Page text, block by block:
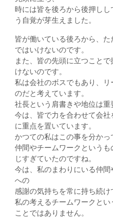
時には皆を後ろから後押し
う自覚が芽生えました。
皆が働いている後ろから、
ではいけないのです。
また、皆の先頭に立つこと
けないのです。
私は会社のボスでもあり、
のだと考えています。
社長という肩書きや地位は重
今は、皆で力を合わせて会
に重点を置いています。
かつての私はこの事を分かっ
仲間やチームワークという
じすぎていたのですね。
今は、私のまわりにいる仲
への
感謝の気持ちを常に持ち続け
私の考えるチームワークと
ことではありません。